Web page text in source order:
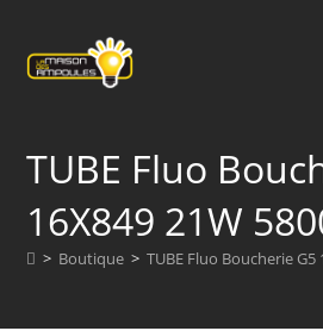
content
TUBE Fluo
16X849 21W
> Boutique > TUBE Fluo Boucherie G5